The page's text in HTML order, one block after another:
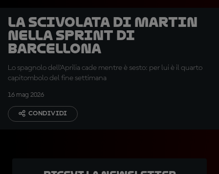
La scivolata di Martin
nella Sprint di
Barcellona
Lo spagnolo dell'Aprilia cade mentre è sesto: per lui è il quarto
capitombolo del fine settimana
16 mag 2026
CONDIVIDI